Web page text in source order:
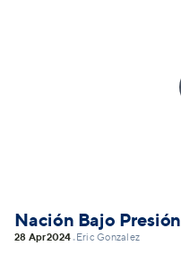
Nación Bajo Presión
28 Apr2024• Eric Gonzalez